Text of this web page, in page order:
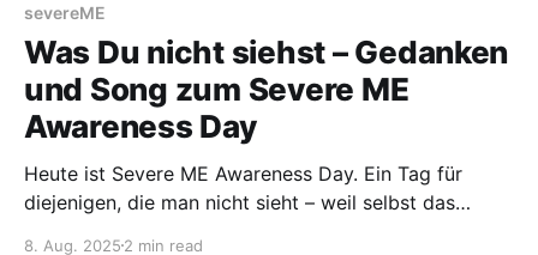
severeME
Was Du nicht siehst – Gedanken
und Song zum Severe ME
Awareness Day
Heute ist Severe ME Awareness Day. Ein Tag für
diejenigen, die man nicht sieht – weil selbst das
8. Aug. 2025 2 min read